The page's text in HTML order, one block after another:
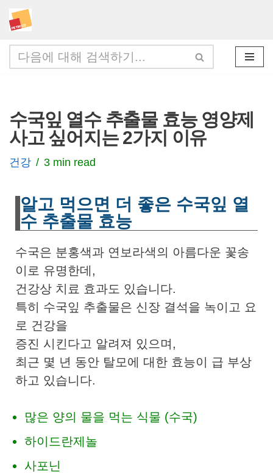
콘
텐
츠
너
뛰
기
수국잎 열수 추출물 효능 영양제
사고 싶어지는 2가지 이유
건강 3 min read
알고 먹으면 더 좋은 수국잎 열
수 추출물 효능
수국은 분홍색과 연보라색의 아름다운 꽃송
이로 유명한데,
건강상 치료 효과도 있습니다.
특히 수국잎 추출물은 신장 결석을 녹이고 요
로 건강을
증진 시킨다고 알려져 있으며,
최근 몇 년 동안 탈모에 대한 효능이 급 부상
하고 있습니다.
많은 양의 물을 먹는 식물 (수국)
하이드란제놀
사포닌